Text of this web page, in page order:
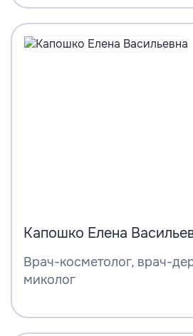
Капошко Елена
Врач-косметолог, врач-
миколог